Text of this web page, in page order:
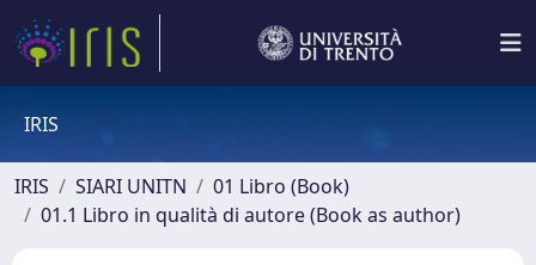
IRIS
IRIS SIARI UNITN
01 Libro (Book)
01.1 Libro in qualità di autore (Book as author)